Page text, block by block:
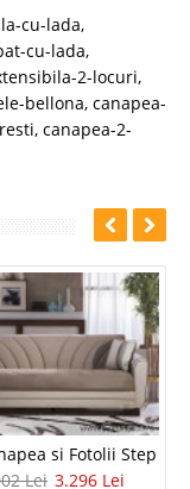
cu-lada,
cu-lada,
2-locuri,
bellona, canapea-
, canapea-2-
si Fotolii Step
Lei 3.296 Lei